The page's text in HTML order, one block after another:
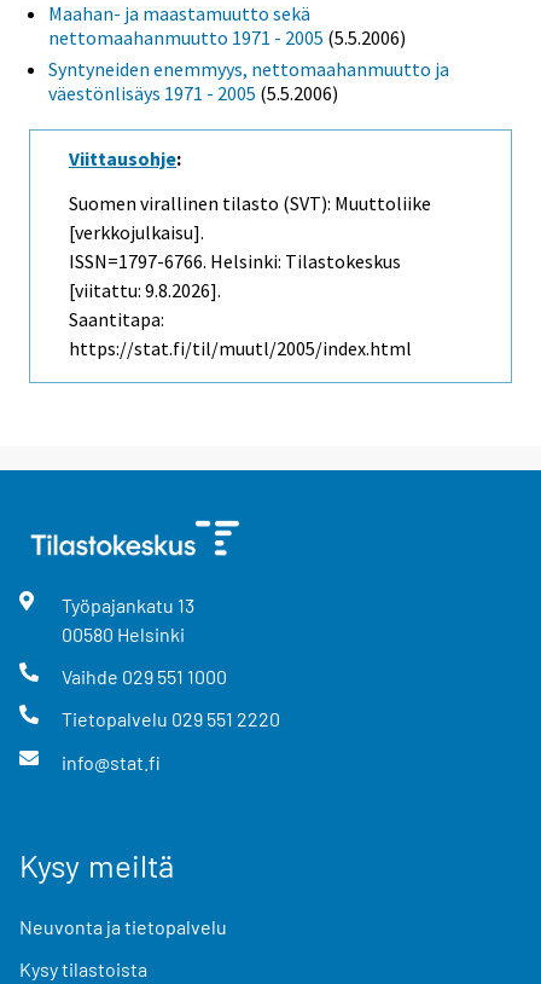
Maahan- ja maastamuutto sekä
nettomaahanmuutto 1971 - 2005 (5.5.2006)
Syntyneiden enemmyys, nettomaahanmuutto ja
väestönlisäys 1971 - 2005 (5.5.2006)
Viittausohje:
Suomen virallinen tilasto (SVT): Muuttoliike
[verkkojulkaisu].
ISSN=1797-6766. Helsinki: Tilastokeskus
[viitattu: 9.8.2026].
Saantitapa:
https://stat.fi/til/muutl/2005/index.html
Työpajankatu 13
00580 Helsinki
Vaihde 029 551 1000
Tietopalvelu 029 551 2220
info@stat.fi
Kysy meiltä
Neuvonta ja tietopalvelu
Kysy tilastoista